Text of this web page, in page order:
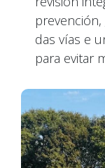
das vías e
para evitar